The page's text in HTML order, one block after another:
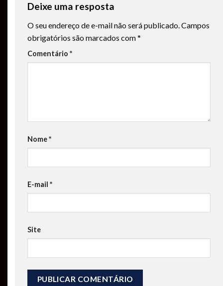
Deixe uma resposta
O seu endereço de e-mail não será publicado.Campos
obrigatórios são marcados com*
Comentário *
Nome*
E-mail *
Site